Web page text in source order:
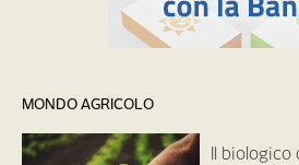
MONDO AGRICOLO
Il